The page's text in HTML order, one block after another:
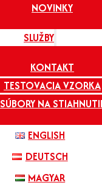
NOVINKY
SLUŽBY
KONTAKT
TESTOVACIA VZORKA
SÚBORY NA
ENGLISH
DEUTSCH
MAGYAR